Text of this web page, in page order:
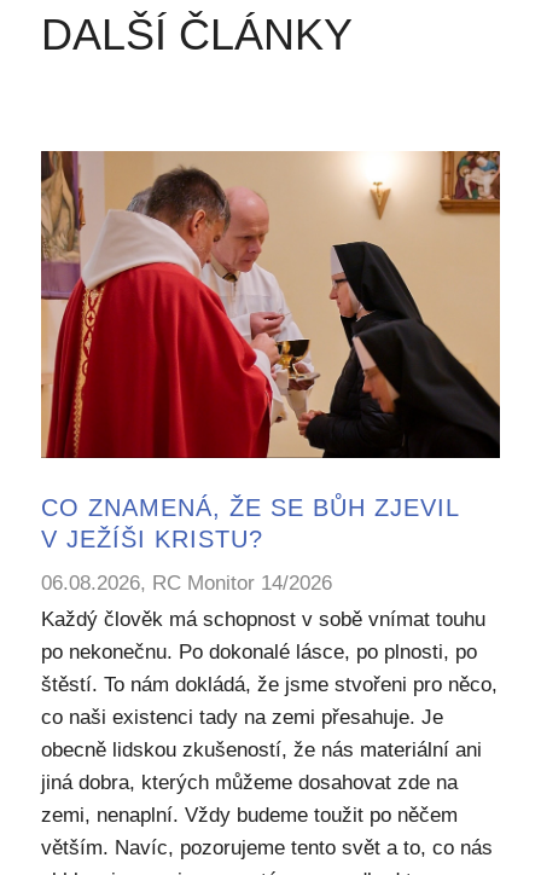
DALŠÍ ČLÁNKY
CO ZNAMENÁ, ŽE SE BŮH ZJEVIL
V JEŽÍŠI KRISTU?
06.08.2026, RC Monitor 14/2026
Každý člověk má schopnost v sobě vnímat touhu
po nekonečnu. Po dokonalé lásce, po plnosti, po
štěstí. To nám dokládá, že jsme stvořeni pro něco,
co naši existenci tady na zemi přesahuje. Je
obecně lidskou zkušeností, že nás materiální ani
jiná dobra, kterých můžeme dosahovat zde na
zemi, nenaplní. Vždy budeme toužit po něčem
větším. Navíc, pozorujeme tento svět a to, co nás